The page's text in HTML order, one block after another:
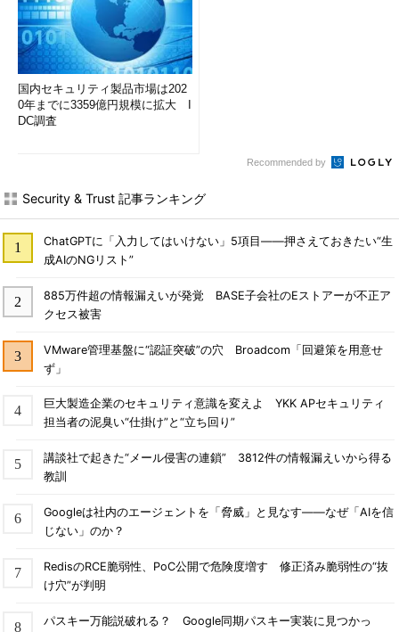
国内セキュリティ製品市場は202
0年までに3359億円規模に拡大 I
DC調査
Recommended by
Security & Trust 記事ランキング
ChatGPTに「入力してはいけない」5項目――押さえておきたい“生
成AIのNGリスト”
885万件超の情報漏えいが発覚 BASE子会社のEストアーが不正ア
クセス被害
VMware管理基盤に“認証突破”の穴 Broadcom「回避策を用意せ
ず」
巨大製造企業のセキュリティ意識を変えよ YKK APセキュリティ
担当者の泥臭い“仕掛け”と“立ち回り”
講談社で起きた“メール侵害の連鎖” 3812件の情報漏えいから得る
教訓
Googleは社内のエージェントを「脅威」と見なす――なぜ「AIを信
じない」のか？
RedisのRCE脆弱性、PoC公開で危険度増す 修正済み脆弱性の“抜
け穴”が判明
パスキー万能説破れる？ Google同期パスキー実装に見つかっ